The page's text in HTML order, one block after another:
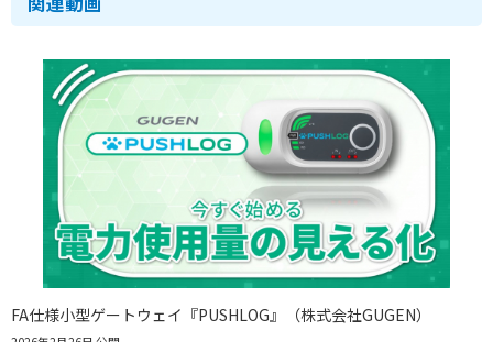
FA仕様小型ゲートウェイ『PUSHLOG』（株式会社GUGEN）